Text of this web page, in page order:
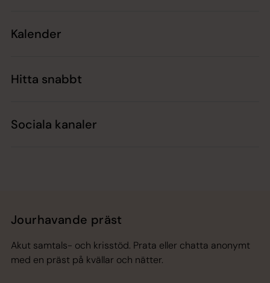
Kalender
Hitta snabbt
Sociala kanaler
Jourhavande präst
Akut samtals- och krisstöd. Prata eller chatta anonymt
med en präst på kvällar och nätter.